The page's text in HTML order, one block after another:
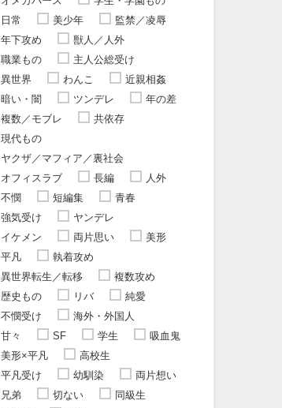
日常
美少年
監禁／凌辱
年下攻め
獣人／人外
職業もの
主人公総受け
異世界
わんこ
近親相姦
暗い・闇
ツンデレ
年の差
複数／モブレ
共依存
現代もの
ヤクザ／マフィア／裏社会
オフィスラブ
長編
人外
不憫
短編集
青春
強気受け
ヤンデレ
イケメン
両片思い
美形
平凡
執着攻め
異世界転生／転移
複数攻め
歴史もの
リバ
純愛
不憫受け
海外・外国人
甘々
SF 学生
吸血鬼
美形×平凡
高校生
平凡受け
幼馴染
両片想い
兄弟
切ない
同級生